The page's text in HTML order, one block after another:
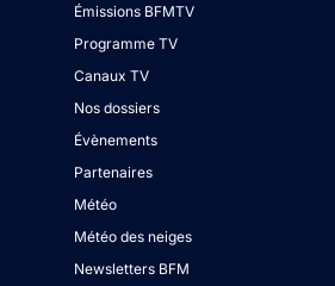
Émissions BFMTV
Programme TV
Canaux TV
Nos dossiers
Évènements
Partenaires
Météo
Météo des neiges
Newsletters BFM